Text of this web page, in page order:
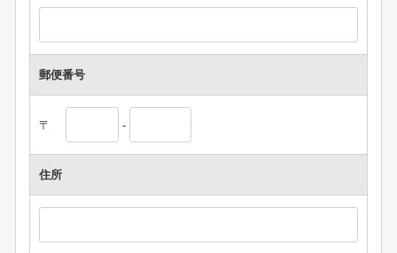
郵便番号
〒 -
住所